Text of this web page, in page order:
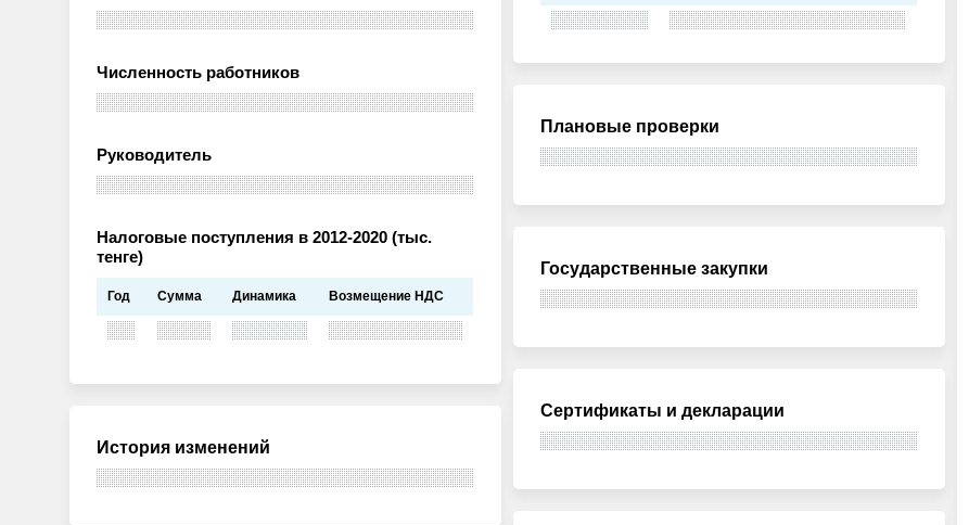
Численность работников
Руководитель
Налоговые поступления в 2012-2020 (тыс.
тенге)
Год Сумма Динамика Возмещение НДС
История изменений
Плановые проверки
Государственные закупки
Сертификаты и декларации